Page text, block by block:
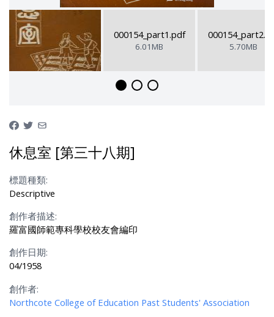
000154_part1.pdf
6.01MB 5.70MB
休息室 [第三十八期]
標題種類:
Descriptive
創作者描述:
羅富國師範專科學校校友會編印
創作日期:
04/1958
創作者:
Northcote College of Education Past Students' Association